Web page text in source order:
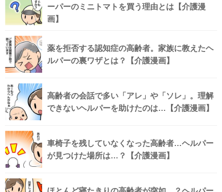
ーパーのミニトマトを買う理由とは【介護漫
画】
薬を拒否する認知症の高齢者。家族に教えたヘ
ルパーの裏ワザとは？【介護漫画】
高齢者の会話で多い「アレ」や「ソレ」。理解
できないヘルパーを助けたのは…【介護漫画】
車椅子を残していなくなった高齢者…ヘルパー
が見つけた場所は…？【介護漫画】